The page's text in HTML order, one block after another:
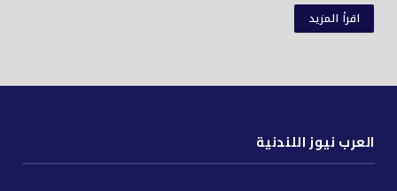
اقرأ المزيد
العرب نيوز اللندنية